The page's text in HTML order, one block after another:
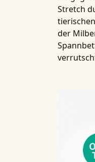
Stretch
der